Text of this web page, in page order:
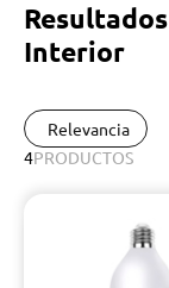
Interior
Relevancia
4PRODUCTOS